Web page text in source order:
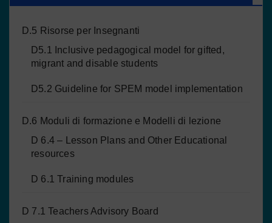
D.5 Risorse per Insegnanti
D5.1 Inclusive pedagogical model for gifted,
migrant and disable students
D5.2 Guideline for SPEM model implementation
D.6 Moduli di formazione e Modelli di lezione
D 6.4 – Lesson Plans and Other Educational
resources
D 6.1 Training modules
D 7.1 Teachers Advisory Board